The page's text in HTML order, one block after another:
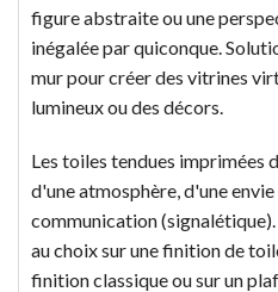
figure abstraite ou une
inégalée par quiconque.
mur pour créer des vitrines
lumineux ou des décors.
Les toiles tendues imprimées
d'une atmosphère, d'une
communication
au choix sur une finition de
finition classique ou sur un